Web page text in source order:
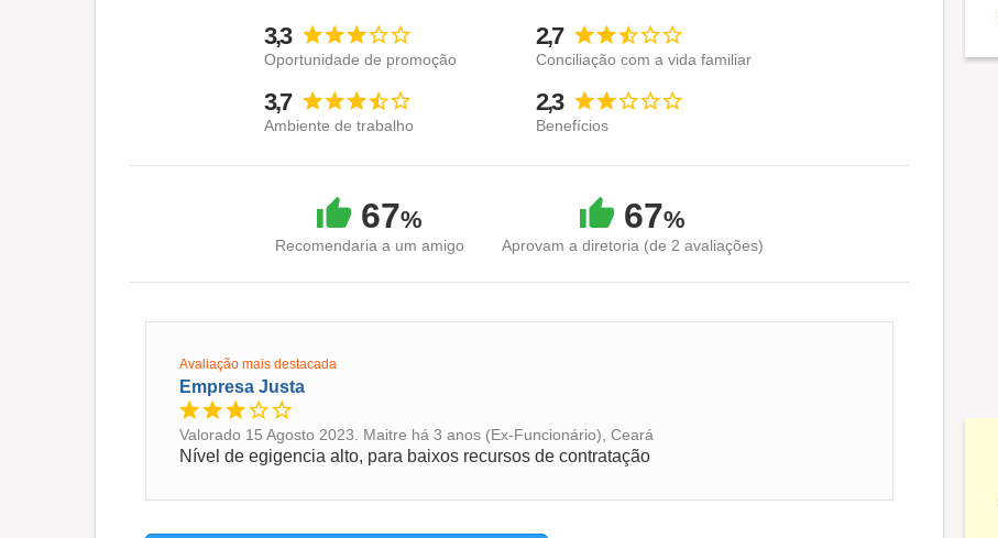
3,3
Oportunidade de promoção
2,7
Conciliação com a vida familiar
3,7
Ambiente de trabalho
2,3
Benefícios
67%
Recomendaria a um amigo
67%
Aprovam a diretoria (de 2 avaliações)
Avaliação mais destacada
Empresa Justa
Valorado 15 Agosto 2023. Maitre há 3 anos (Ex-Funcionário), Ceará
Nível de egigencia alto, para baixos recursos de contratação